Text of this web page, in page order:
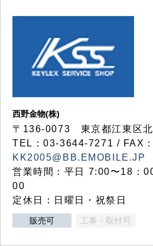
西野金物(株)
〒136-0073 東京都江東区
TEL：03‐3644‐7271 / FAX
KK2005@BB.EMOBILE.JP
営業時間：平日 7:00〜18：
00
定休日：日曜日・祝祭日
販売可 工事・取付可